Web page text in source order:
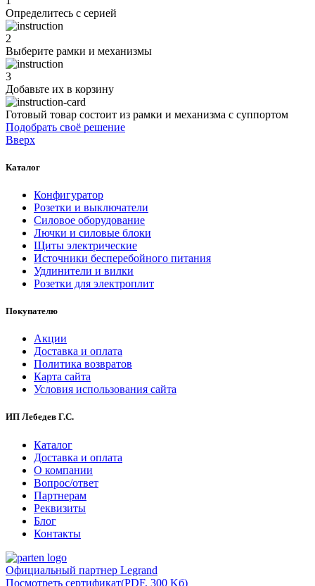
Определитесь с серией
2
Выберите рамки и механизмы
3
Добавьте их в корзину
Готовый товар состоит из рамки и механизма с суппортом
Подобрать своё решение
Вверх
Каталог
Конфигуратор
Розетки и выключатели
Силовое оборудование
Лючки и силовые блоки
Щиты электрические
Источники бесперебойного питания
Удлинители и вилки
Розетки для электроплит
Покупателю
Акции
Доставка и оплата
Политика возвратов
Карта сайта
Условия использования сайта
ИП Лебедев Г.С.
Каталог
Доставка и оплата
О компании
Вопрос/ответ
Партнерам
Реквизиты
Блог
Контакты
Официальный партнер Legrand
Посмотреть сертификат(PDF, 300 Kб)